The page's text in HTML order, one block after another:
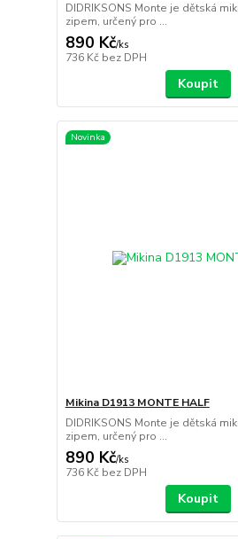
DIDRIKSONS Monte je dětská
zipem, určený pro ...
890 Kč/ks
736 Kč bez DPH
Koupit
Novinka
Mikina D1913 MONTE HALF
DIDRIKSONS Monte je dětská
zipem, určený pro ...
890 Kč/ks
736 Kč bez DPH
Koupit